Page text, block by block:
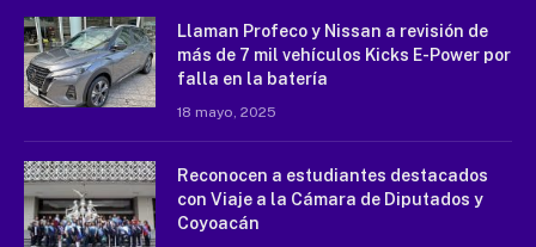
Llaman Profeco y Nissan a revisión de
más de 7 mil vehículos Kicks E-Power por
falla en la batería
18 mayo, 2025
Reconocen a estudiantes destacados
con Viaje a la Cámara de Diputados y
Coyoacán